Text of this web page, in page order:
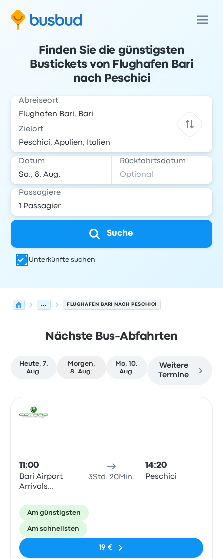
Finden Sie die günstigsten
Bustickets von Flughafen Bari
nach Peschici
Abreiseort
Zielort
Datum Rückfahrtsdatum
Passagiere
Suche
Unterkünfte suchen
... FLUGHAFEN BARI NACH PESCHICI
Nächste Bus-Abfahrten
Heute, 7.
Aug.
Morgen,
8. Aug.
Mo, 10.
Aug.
Weitere
Termine
11:00
Bari Airport
Arrivals
3Std. 20Min.
14:20
Peschici
Am günstigsten
Am schnellsten
19 €